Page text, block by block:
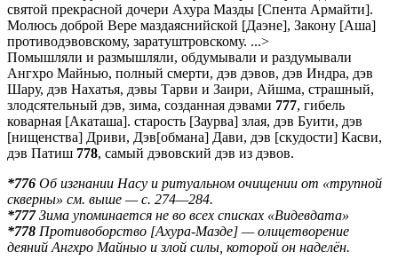
святой прекрасной дочери Ахура Мазды [Спента Армайти].
Молюсь доброй Вере маздаяснийской [Даэне], Закону [Аша]
противодэвовскому, заратуштровскому. ...>
Помышляли и размышляли, обдумывали и раздумывали
Ангхро Майнью, полный смерти, дэв дэвов, дэв Индра, дэв
Шару, дэв Нахатья, дэвы Тарви и Заири, Айшма, страшный,
злодсятельный дэв, зима, созданная дэвами 777, гибель
коварная [Акаташа]. старость [Заурва] злая, дэв Буити, дэв
[нищенства] Дриви, Дэв[обмана] Дави, дэв [скудости] Касви,
дэв Патиш 778, самый дэвовский дэв из дэвов.
*776 Об изгнании Насу и ритуальном очищении от «трупной
скверны» см. выше — с. 274—284.
*777Зима упоминается не во всех списках «Видевдата»
*778 Противоборство [Ахура-Мазде] — олицетворение
деяний Ангхро Майныо и злой силы, которой он наделён.